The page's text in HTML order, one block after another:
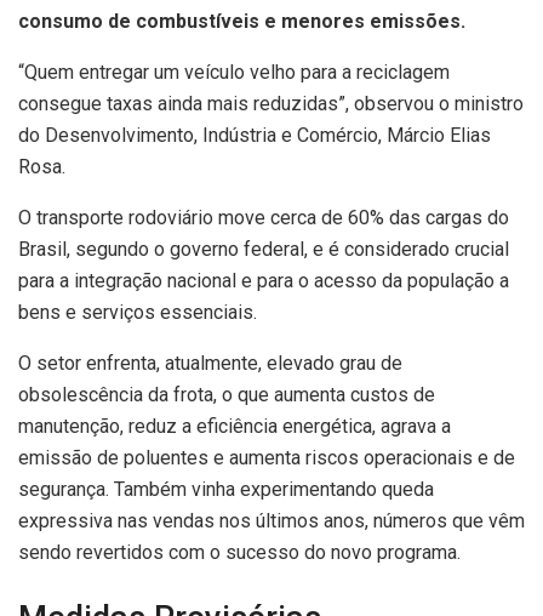
consumo de combustíveis e menores emissões.
“Quem entregar um veículo velho para a reciclagem
consegue taxas ainda mais reduzidas”, observou o ministro
do Desenvolvimento, Indústria e Comércio, Márcio Elias
Rosa.
O transporte rodoviário move cerca de 60% das cargas do
Brasil, segundo o governo federal, e é considerado crucial
para a integração nacional e para o acesso da população a
bens e serviços essenciais.
O setor enfrenta, atualmente, elevado grau de
obsolescência da frota, o que aumenta custos de
manutenção, reduz a eficiência energética, agrava a
emissão de poluentes e aumenta riscos operacionais e de
segurança. Também vinha experimentando queda
expressiva nas vendas nos últimos anos, números que vêm
sendo revertidos com o sucesso do novo programa.